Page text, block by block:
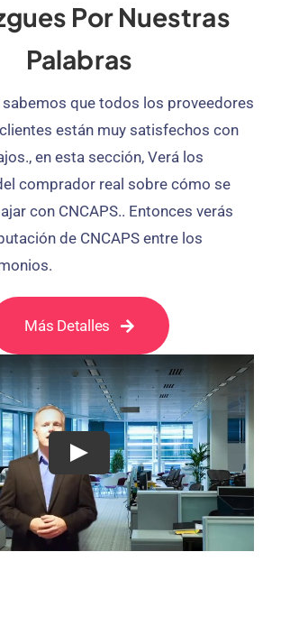
Por Nuestras
Palabras
que todos los proveedores
están muy satisfechos con
en esta sección, Verá los
comprador real sobre cómo se
con CNCAPS.. Entonces verás
de CNCAPS entre los
Más Detalles